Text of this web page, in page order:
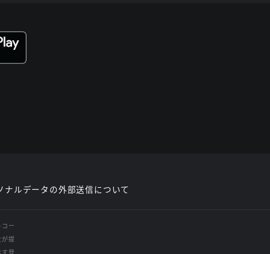
ナルデータの外部送信について
ー
提
登